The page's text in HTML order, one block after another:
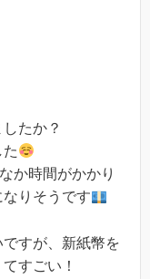
たか？
か時間がかかり
りそうです
すが、新紙幣を
すごい！